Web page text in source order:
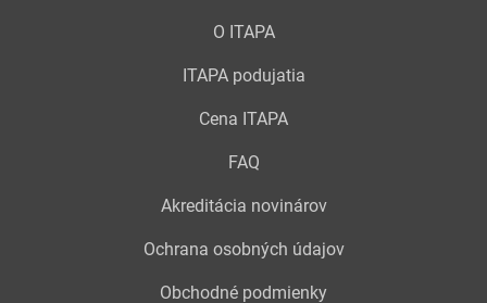
O ITAPA
ITAPA podujatia
Cena ITAPA
FAQ
Akreditácia novinárov
Ochrana osobných údajov
Obchodné podmienky